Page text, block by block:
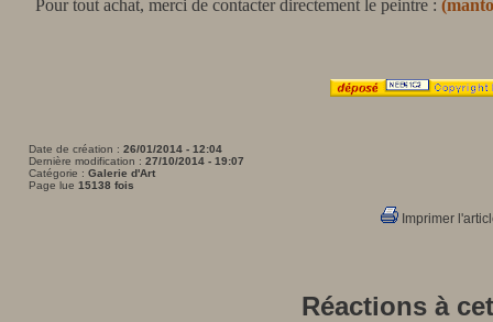
Pour tout achat, merci de contacter directement le peintre : (
Date de création : 26/01/2014 - 12:04
Dernière modification : 27/10/2014 - 19:07
Catégorie : Galerie d'Art
Page lue 15138 fois
Imprimer
Réactions à